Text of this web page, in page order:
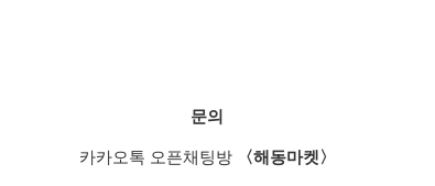
문의
카카오톡 오픈채팅방 〈해동마켓〉